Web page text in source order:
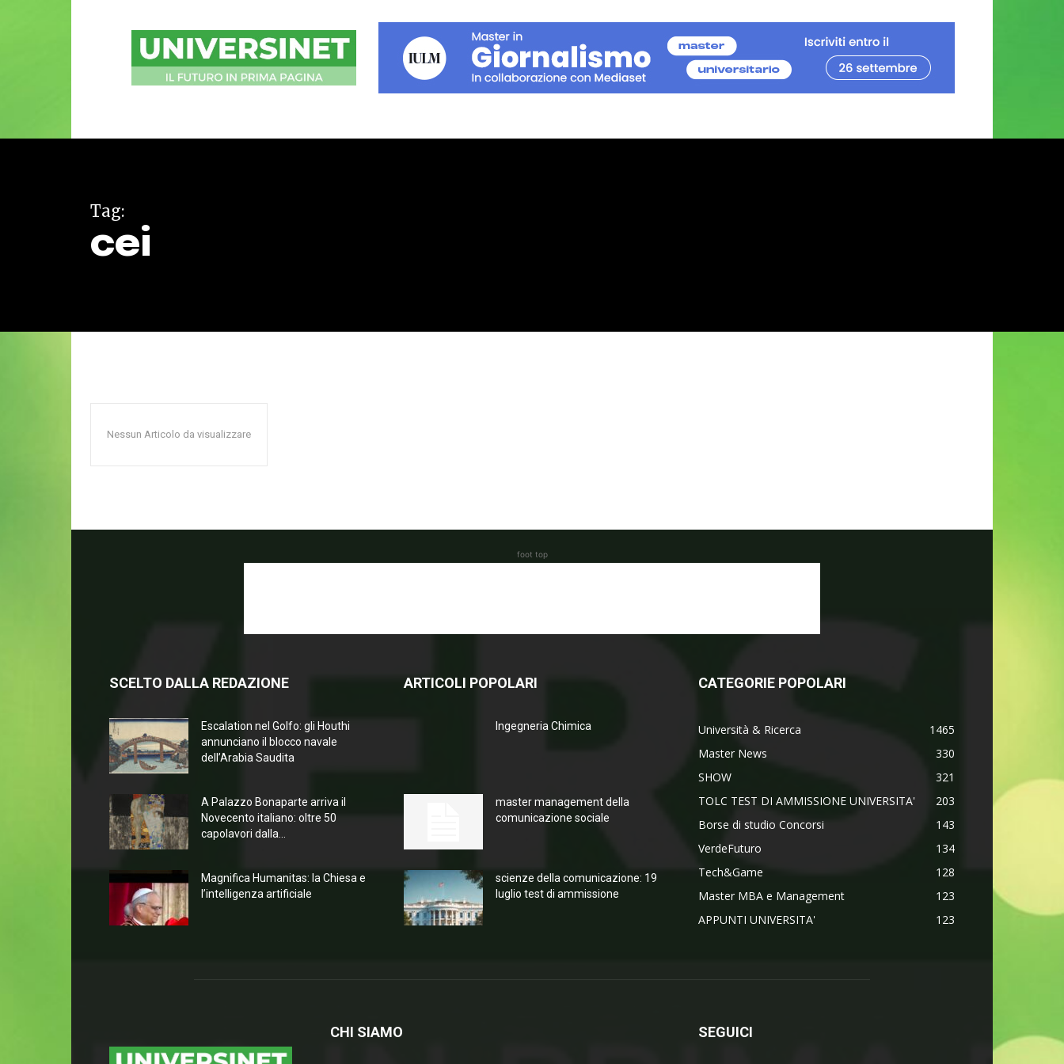
UniversiNet
Magazine
Tag:
cei
Nessun Articolo da visualizzare
foot top
SCELTO DALLA REDAZIONE
Escalation nel Golfo: gli Houthi
annunciano il blocco navale
dell’Arabia Saudita
A Palazzo Bonaparte arriva il
Novecento italiano: oltre 50
capolavori dalla...
Magnifica Humanitas: la Chiesa e
l’intelligenza artificiale
ARTICOLI POPOLARI
Ingegneria Chimica
master management della
comunicazione sociale
scienze della comunicazione: 19
luglio test di ammissione
CATEGORIE POPOLARI
Università & Ricerca
1465
Master News
330
SHOW
321
TOLC TEST DI AMMISSIONE UNIVERSITA'
203
Borse di studio Concorsi
143
VerdeFuturo
134
Tech&Game
128
Master MBA e Management
123
APPUNTI UNIVERSITA'
123
CHI SIAMO SEGUICI